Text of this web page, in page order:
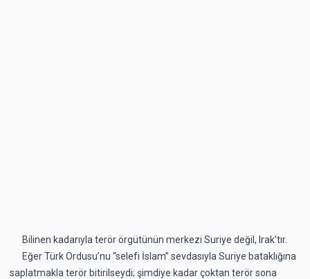
Bilinen kadarıyla terör örgütünün merkezi Suriye değil, Irak’tır.
Eğer Türk Ordusu’nu “selefi İslam” sevdasıyla Suriye bataklığına
saplatmakla terör bitirilseydi; şimdiye kadar çoktan terör sona